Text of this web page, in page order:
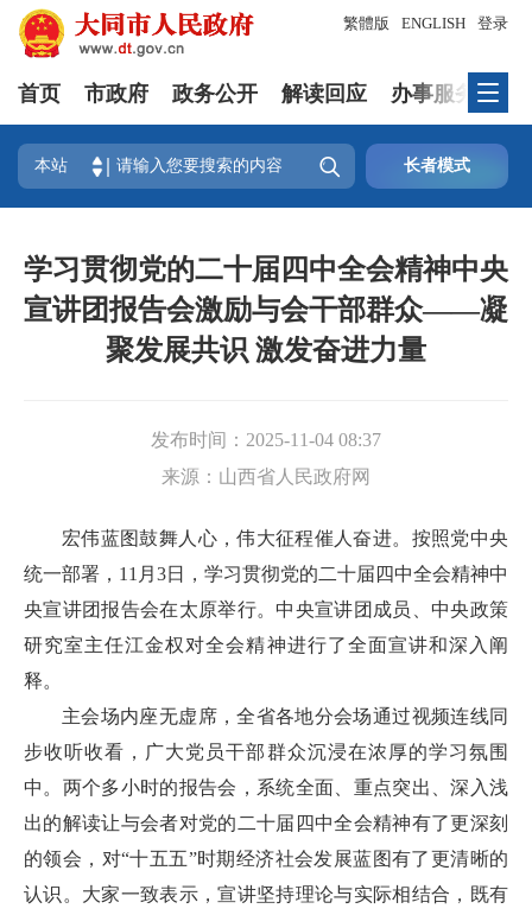
登录
繁體版 ENGLISH
首页 市政府 政务公开 解读回应 办事服务
本站  长者模式
学习贯彻党的二十届四中全会精神中央
宣讲团报告会激励与会干部群众——凝
聚发展共识 激发奋进力量
发布时间： 2025-11-04 08:37
来源： 山西省人民政府网
宏伟蓝图鼓舞人心，伟大征程催人奋进。按照党中央
统一部署，11月3日，学习贯彻党的二十届四中全会精神中
央宣讲团报告会在太原举行。中央宣讲团成员、中央政策
研究室主任江金权对全会精神进行了全面宣讲和深入阐
释。
主会场内座无虚席，全省各地分会场通过视频连线同
步收听收看，广大党员干部群众沉浸在浓厚的学习氛围
中。两个多小时的报告会，系统全面、重点突出、深入浅
出的解读让与会者对党的二十届四中全会精神有了更深刻
的领会，对“十五五”时期经济社会发展蓝图有了更清晰的
认识。大家一致表示，宣讲坚持理论与实际相结合，既有